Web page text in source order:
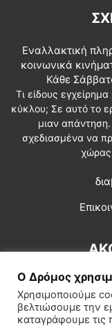
Εναλλακτική
κοινωνικά
Κάθε
Τι είδους
κύκλου; Σε αυτό το
μιαν
σχεδιασμένα να
χώρας
Ο Δρόμος
Χρησιμοποιούμε
βελτιώσουμε την
καταγράφουμε τις